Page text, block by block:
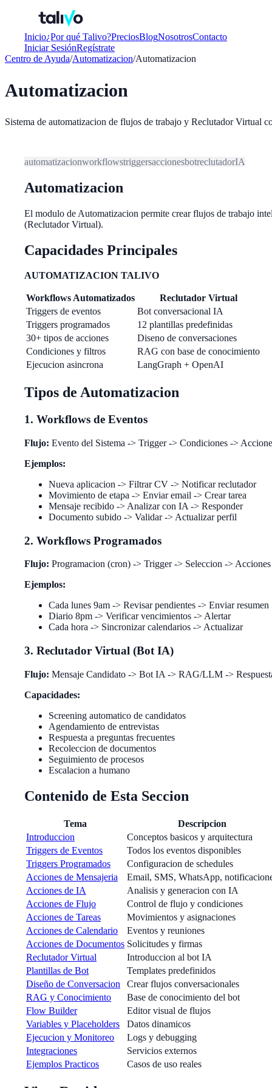
Inicio¿Por qué Talivo?PreciosBlogNosotrosContacto
Iniciar SesiónRegístrate
Centro de Ayuda/Automatizacion/Automatizacion
Automatizacion
Sistema de automatizacion de flujos de trabajo y Reclutador Virtual
automatizacionworkflowstriggersaccionesbotreclutadorIA
Automatizacion
El modulo de Automatizacion permite crear flujos de trabajo
(Reclutador Virtual).
Capacidades Principales
AUTOMATIZACION TALIVO
Workflows Automatizados
Reclutador Virtual
Triggers de eventos
Bot conversacional IA
Triggers programados
12 plantillas predefinidas
30+ tipos de acciones
Diseno de conversaciones
Condiciones y filtros
RAG con base de conocimiento
Ejecucion asincrona
LangGraph + OpenAI
Tipos de Automatizacion
1. Workflows de Eventos
Flujo: Evento del Sistema -> Trigger -> Condiciones ->
Ejemplos:
Nueva aplicacion -> Filtrar CV -> Notificar reclutador
Movimiento de etapa -> Enviar email -> Crear tarea
Mensaje recibido -> Analizar con IA -> Responder
Documento subido -> Validar -> Actualizar perfil
2. Workflows Programados
Flujo: Programacion (cron) -> Trigger -> Seleccion -> Acciones
Ejemplos:
Cada lunes 9am -> Revisar pendientes -> Enviar resumen
Diario 8pm -> Verificar vencimientos -> Alertar
Cada hora -> Sincronizar calendarios -> Actualizar
3. Reclutador Virtual (Bot IA)
Flujo: Mensaje Candidato -> Bot IA -> RAG/LLM ->
Capacidades:
Screening automatico de candidatos
Agendamiento de entrevistas
Respuesta a preguntas frecuentes
Recoleccion de documentos
Seguimiento de procesos
Escalacion a humano
Contenido de Esta Seccion
Tema
Descripcion
Introduccion
Conceptos basicos y arquitectura
Triggers de Eventos
Todos los eventos disponibles
Triggers Programados
Configuracion de schedules
Acciones de Mensajeria
Email, SMS, WhatsApp,
Acciones de IA
Analisis y generacion con IA
Acciones de Flujo
Control de flujo y condiciones
Acciones de Tareas
Movimientos y asignaciones
Acciones de Calendario
Eventos y reuniones
Acciones de Documentos Solicitudes y firmas
Reclutador Virtual
Introduccion al bot IA
Plantillas de Bot
Templates predefinidos
Diseño de Conversacion
Crear flujos conversacionales
RAG y Conocimiento
Base de conocimiento del bot
Flow Builder
Editor visual de flujos
Variables y Placeholders
Datos dinamicos
Ejecucion y Monitoreo
Logs y debugging
Integraciones
Servicios externos
Ejemplos Practicos
Casos de uso reales